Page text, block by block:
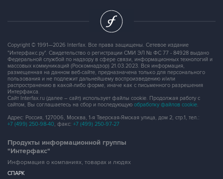
Copyright © 1991—2026 Interfax. Все права защищены. Сетевое издание
"Интерфакс.ру". Свидетельство о регистрации СМИ ЭЛ № ФС 77 - 84928 выдано
Федеральной службой по надзору в сфере связи, информационных технологий и
массовых коммуникаций (Роскомнадзор) 21.03.2023. Вся информация,
размещенная на данном веб-сайте, предназначена только для персонального
пользования и не подлежит дальнейшему воспроизведению и/или
распространению в какой-либо форме, иначе как с письменного разрешения
Интерфакса.
Сайт Interfax.ru (далее – сайт) использует файлы cookie. Продолжая работу с
сайтом, Вы соглашаетесь на сбор и последующую обработку файлов cookie.
Адрес: Россия, 127006, Москва, 1-я Тверская-Ямская улица, дом 2, стр.1, тел.:
+7 (499) 250-98-40, факс: +7 (499) 250-97-27
Продукты информационной группы
"Интерфакс"
Информация о компаниях, товарах и людях
СПАРК